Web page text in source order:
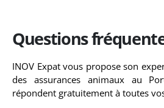
Questions
INOV Expat vous propose son
des assurances animaux au
répondent gratuitement à toutes